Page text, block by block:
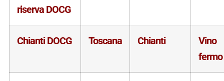
riserva DOCG
Chianti DOCG Toscana Chianti
Vino
fermo